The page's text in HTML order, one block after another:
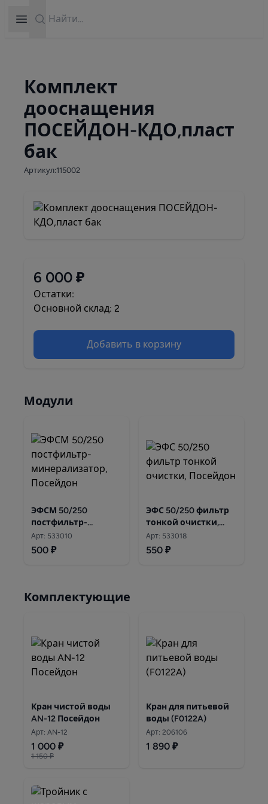
Open sidebar
Комплект
дооснащения
ПОСЕЙДОН-КДО,пласт
бак
Артикул:115002
6 000 ₽
Остатки:
Основной склад: 2
Добавить в корзину
Модули
ЭФСМ 50/250
постфильтр-
минерализатор,
Посейдон
Арт: 533010
500 ₽
ЭФС 50/250 фильтр
тонкой очистки,
Посейдон
Арт: 533018
550 ₽
Комплектующие
Кран чистой воды
AN-12 Посейдон
Арт: AN-12
1 000 ₽
1 150 ₽
Кран для питьевой
воды (F0122A)
Арт: 206106
1 890 ₽